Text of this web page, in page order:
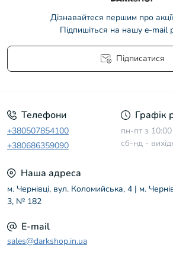
Дізнавайтеся першим про
Підпишіться на нашу e-mail
Підписатися
Телефони
+380507854100
+380686359090
Графік
пн-пт з
сб-нд -
Наша адреса
м. Чернівці, вул. Коломийська, 4 | м.
3, № 182
E-mail
sales@darkshop.in.ua